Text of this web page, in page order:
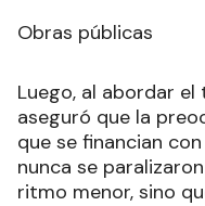
Obras públicas
Luego, al abordar
aseguró que la
que se financian
nunca se
ritmo menor, sino